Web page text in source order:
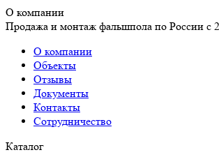
О компании
Продажа и монтаж фальшпола по России с
О компании
Объекты
Отзывы
Документы
Контакты
Сотрудничество
Каталог